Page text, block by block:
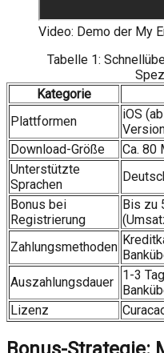
Video: Demo der My
Tabelle 1:
Kategorie
Plattformen
iOS
Download-Größe
Ca. 80
Unterstützte
Sprachen
Bonus bei
Registrierung
Bis zu
Zahlungsmethoden
Auszahlungsdauer
1-3
Lizenz